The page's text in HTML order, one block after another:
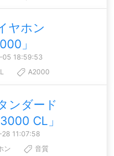
ヤホン
」
05 18:59:53
A2000
ンダード
CL」
11:07:58
ン 音質